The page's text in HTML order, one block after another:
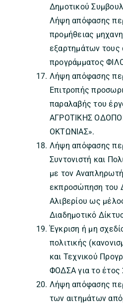
Δημοτικού
Λήψη απόφασης
προμήθειας
εξαρτημάτων τους
προγράμματος
Λήψη απόφασης
Επιτροπής
παραλαβής του
ΑΓΡΟΤΙΚΗΣ
ΟΚΤΩΝΙΑΣ».
Λήψη απόφασης
Συντονιστή και
με τον Αναπληρωτή
εκπροσώπηση του
Αλιβερίου ως
Διαδημοτικό
Έγκριση ή μη
πολιτικής
και Τεχνικού
ΦΟΔΣΑ για το έτος
Λήψη απόφασης
των αιτημάτων